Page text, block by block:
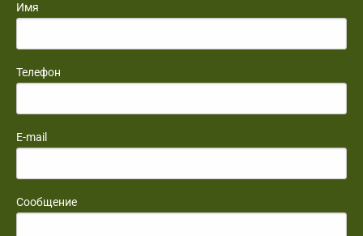
Имя
Телефон
E-mail
Сообщение